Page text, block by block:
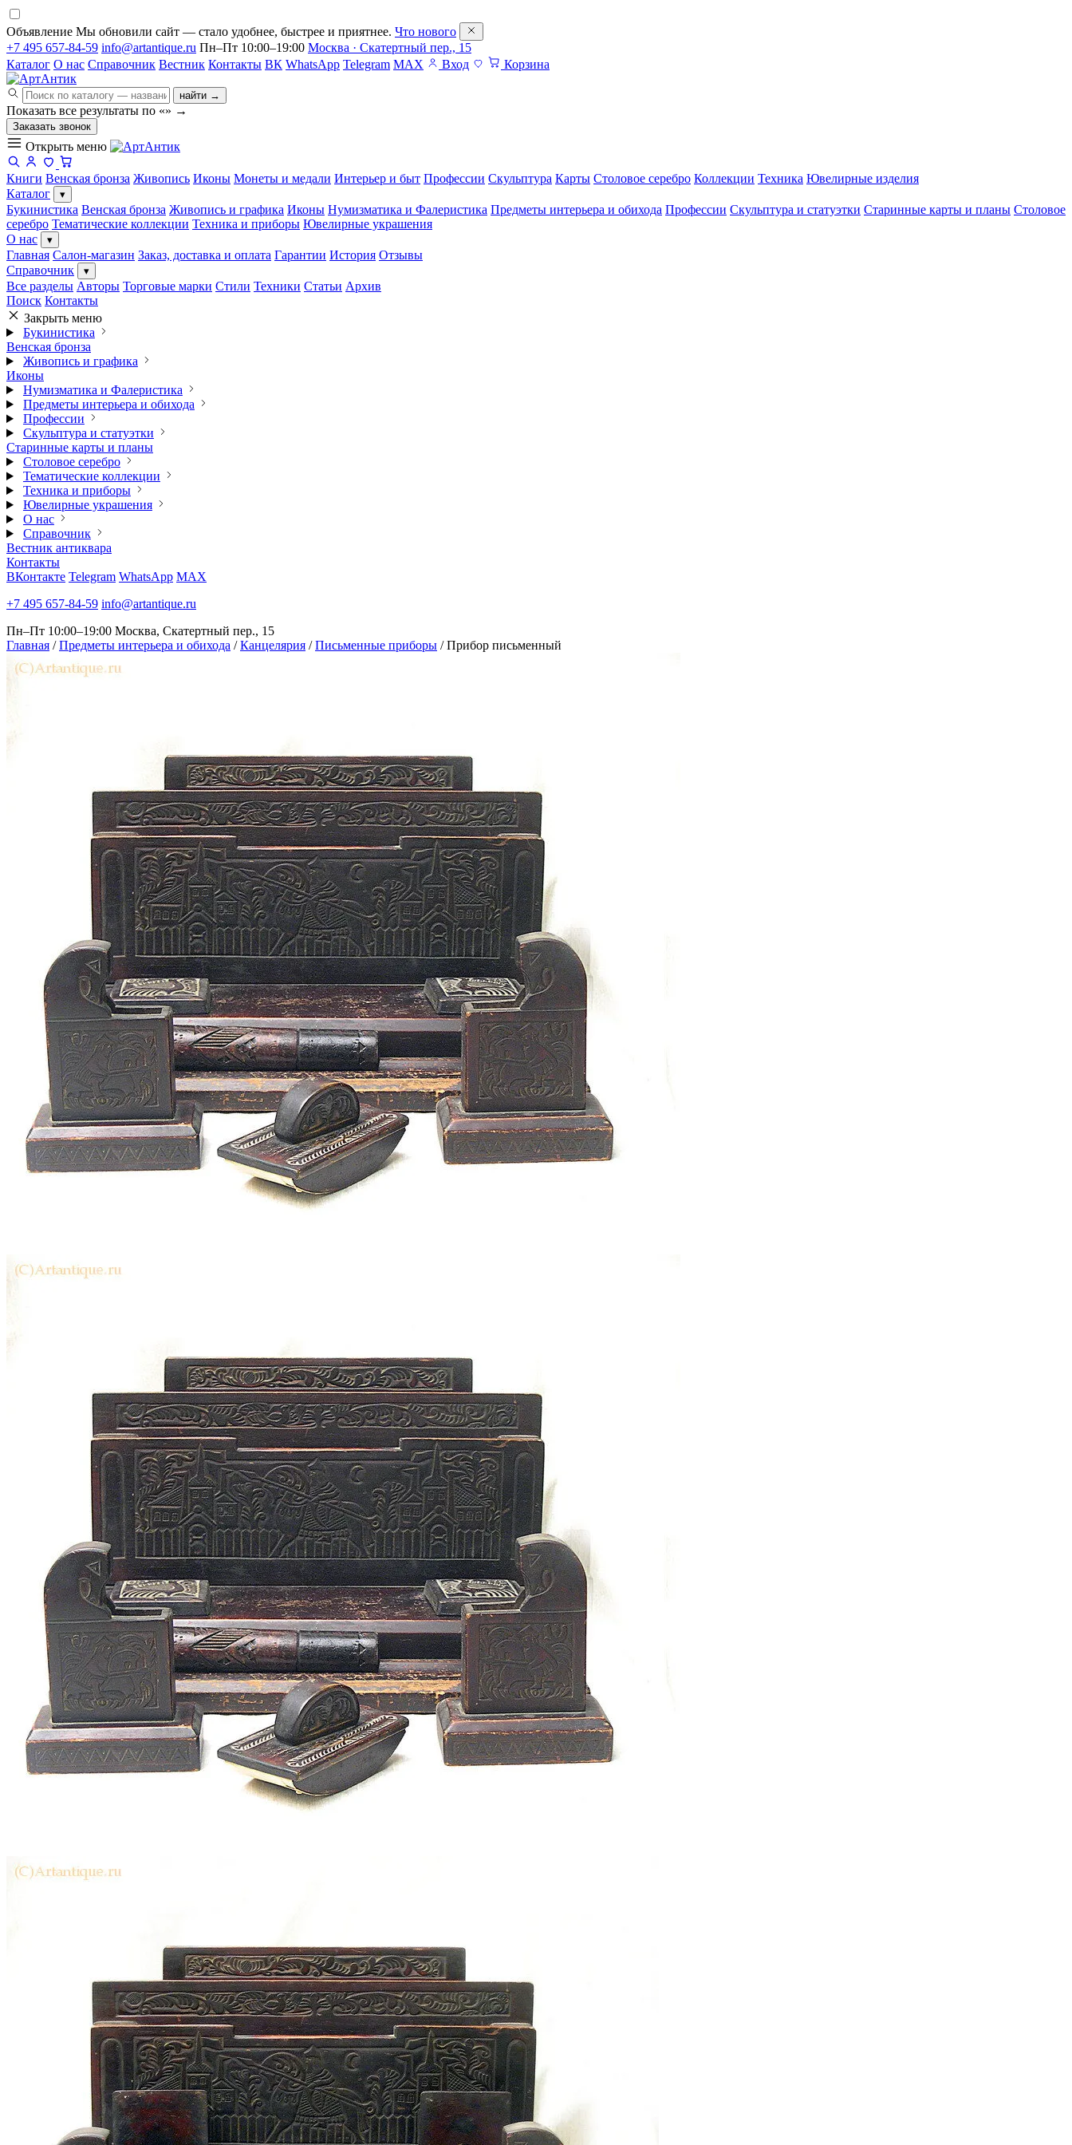
Объявление Мы обновили сайт — стало удобнее, быстрее и приятнее. Что нового
+7 495 657-84-59 info@artantique.ru Пн–Пт 10:00–19:00 Москва · Скатертный пер., 15
Каталог О нас Справочник Вестник Контакты ВК WhatsApp Telegram MAX Вход Корзина
найти →
Показать все результаты по «» →
Заказать звонок
Открыть меню
Книги Венская бронза Живопись Иконы Монеты и медали Интерьер и быт Профессии Скульптура Карты Столовое серебро Коллекции Техника Ювелирные изделия
Каталог
▾
Букинистика Венская бронза Живопись и графика Иконы Нумизматика и Фалеристика Предметы интерьера и обихода Профессии Скульптура и статуэтки Старинные карты и планы Столовое
серебро Тематические коллекции Техника и приборы Ювелирные украшения
О нас
▾
Главная Салон-магазин Заказ, доставка и оплата Гарантии История Отзывы
Справочник
▾
Все разделы Авторы Торговые марки Стили Техники Статьи Архив
Поиск Контакты
Закрыть меню
Букинистика
Венская бронза
Живопись и графика
Иконы
Нумизматика и Фалеристика
Предметы интерьера и обихода
Профессии
Скульптура и статуэтки
Старинные карты и планы
Столовое серебро
Тематические коллекции
Техника и приборы
Ювелирные украшения
О нас
Справочник
Вестник антиквара
Контакты
ВКонтакте Telegram WhatsApp MAX
+7 495 657-84-59 info@artantique.ru
Пн–Пт 10:00–19:00 Москва, Скатертный пер., 15
Главная / Предметы интерьера и обихода / Канцелярия / Письменные приборы / Прибор письменный